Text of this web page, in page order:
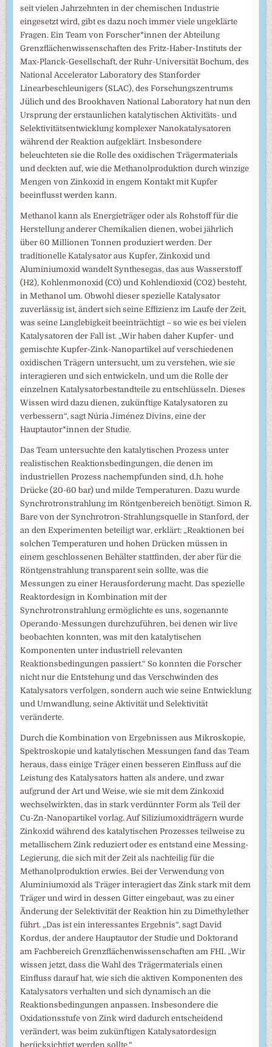
seit vielen Jahrzehnten in der chemischen Industrie
eingesetzt wird, gibt es dazu noch immer viele ungeklärte
Fragen. Ein Team von Forscher*innen der Abteilung
Grenzflächenwissenschaften des Fritz-Haber-Instituts der
Max-Planck-Gesellschaft, der Ruhr-Universität Bochum, des
National Accelerator Laboratory des Stanforder
Linearbeschleunigers (SLAC), des Forschungszentrums
Jülich und des Brookhaven National Laboratory hat nun den
Ursprung der erstaunlichen katalytischen Aktivitäts- und
Selektivitätsentwicklung komplexer Nanokatalysatoren
während der Reaktion aufgeklärt. Insbesondere
beleuchteten sie die Rolle des oxidischen Trägermaterials
und deckten auf, wie die Methanolproduktion durch winzige
Mengen von Zinkoxid in engem Kontakt mit Kupfer
beeinflusst werden kann.
Methanol kann als Energieträger oder als Rohstoff für die
Herstellung anderer Chemikalien dienen, wobei jährlich
über 60 Millionen Tonnen produziert werden. Der
traditionelle Katalysator aus Kupfer, Zinkoxid und
Aluminiumoxid wandelt Synthesegas, das aus Wasserstoff
(H2), Kohlenmonoxid (CO) und Kohlendioxid (CO2) besteht,
in Methanol um. Obwohl dieser spezielle Katalysator
zuverlässig ist, ändert sich seine Effizienz im Laufe der Zeit,
was seine Langlebigkeit beeinträchtigt – so wie es bei vielen
Katalysatoren der Fall ist. „Wir haben daher Kupfer- und
gemischte Kupfer-Zink-Nanopartikel auf verschiedenen
oxidischen Trägern untersucht, um zu verstehen, wie sie
interagieren und sich entwickeln, und um die Rolle der
einzelnen Katalysatorbestandteile zu entschlüsseln. Dieses
Wissen wird dazu dienen, zukünftige Katalysatoren zu
verbessern“, sagt Núria Jiménez Divins, eine der
Hauptautor*innen der Studie.
Das Team untersuchte den katalytischen Prozess unter
realistischen Reaktionsbedingungen, die denen im
industriellen Prozess nachempfunden sind, d.h. hohe
Drücke (20-60 bar) und milde Temperaturen. Dazu wurde
Synchrotronstrahlung im Röntgenbereich benötigt. Simon R.
Bare von der Synchrotron-Strahlungsquelle in Stanford, der
an den Experimenten beteiligt war, erklärt: „Reaktionen bei
solchen Temperaturen und hohen Drücken müssen in
einem geschlossenen Behälter stattfinden, der aber für die
Röntgenstrahlung transparent sein sollte, was die
Messungen zu einer Herausforderung macht. Das spezielle
Reaktordesign in Kombination mit der
Synchrotronstrahlung ermöglichte es uns, sogenannte
Operando-Messungen durchzuführen, bei denen wir live
beobachten konnten, was mit den katalytischen
Komponenten unter industriell relevanten
Reaktionsbedingungen passiert.“ So konnten die Forscher
nicht nur die Entstehung und das Verschwinden des
Katalysators verfolgen, sondern auch wie seine Entwicklung
und Umwandlung, seine Aktivität und Selektivität
veränderte.
Durch die Kombination von Ergebnissen aus Mikroskopie,
Spektroskopie und katalytischen Messungen fand das Team
heraus, dass einige Träger einen besseren Einfluss auf die
Leistung des Katalysators hatten als andere, und zwar
aufgrund der Art und Weise, wie sie mit dem Zinkoxid
wechselwirkten, das in stark verdünnter Form als Teil der
Cu-Zn-Nanopartikel vorlag. Auf Siliziumoxidträgern wurde
Zinkoxid während des katalytischen Prozesses teilweise zu
metallischem Zink reduziert oder es entstand eine Messing-
Legierung, die sich mit der Zeit als nachteilig für die
Methanolproduktion erwies. Bei der Verwendung von
Aluminiumoxid als Träger interagiert das Zink stark mit dem
Träger und wird in dessen Gitter eingebaut, was zu einer
Änderung der Selektivität der Reaktion hin zu Dimethylether
führt. „Das ist ein interessantes Ergebnis“, sagt David
Kordus, der andere Hauptautor der Studie und Doktorand
am Fachbereich Grenzflächenwissenschaften am FHI. „Wir
wissen jetzt, dass die Wahl des Trägermaterials einen
Einfluss darauf hat, wie sich die aktiven Komponenten des
Katalysators verhalten und sich dynamisch an die
Reaktionsbedingungen anpassen. Insbesondere die
Oxidationsstufe von Zink wird dadurch entscheidend
verändert, was beim zukünftigen Katalysatordesign
berücksichtigt werden sollte.“